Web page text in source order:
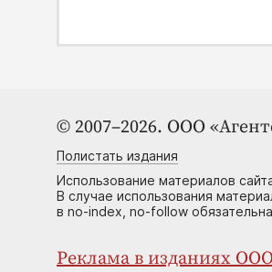
© 2007–2026. ООО
Полистать издания
Использование материалов
В случае использования
в no-index, no-follow
Реклама в изданиях